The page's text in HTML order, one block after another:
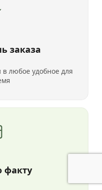
заказа
любое удобное для
факту